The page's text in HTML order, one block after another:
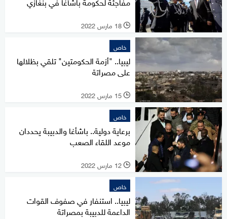
l 18 مارس 2022
خاص
ليبيا.. "أزمة الحكومتين" تلقي بظلالها
على مصراتة
l 15 مارس 2022
خاص
برعاية دولية.. باشأغا والدبيبة يحددان
موعد اللقاء الصعب
l 12 مارس 2022
خاص
ليبيا.. استنفار في صفوف القوات
الداعمة للدبيبة بمصراتة